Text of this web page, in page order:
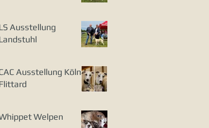
Ausstellung
Ausstellung Köln-
Welpen